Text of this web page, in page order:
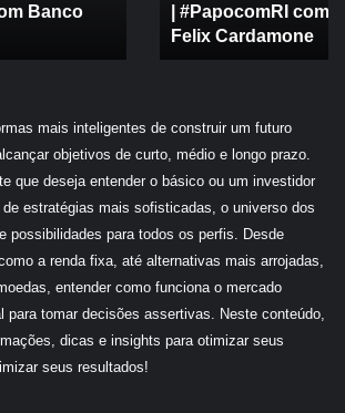
#PapocomRI
com
| #PapocomRI com
Felix Cardamone
mais inteligentes de construir um futuro
objetivos de curto, médio e longo prazo.
que deseja entender o básico ou um investidor
estratégias mais sofisticadas, o universo dos
possibilidades para todos os perfis. Desde
a renda fixa, até alternativas mais arrojadas,
entender como funciona o mercado
para tomar decisões assertivas. Neste conteúdo,
dicas e insights para otimizar seus
seus resultados!